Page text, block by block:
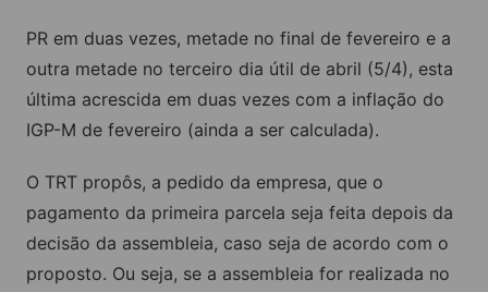
PR em duas vezes, metade no final de fevereiro e a
outra metade no terceiro dia útil de abril (5/4), esta
última acrescida em duas vezes com a inflação do
IGP-M de fevereiro (ainda a ser calculada).
O TRT propôs, a pedido da empresa, que o
pagamento da primeira parcela seja feita depois da
decisão da assembleia, caso seja de acordo com o
proposto. Ou seja, se a assembleia for realizada no